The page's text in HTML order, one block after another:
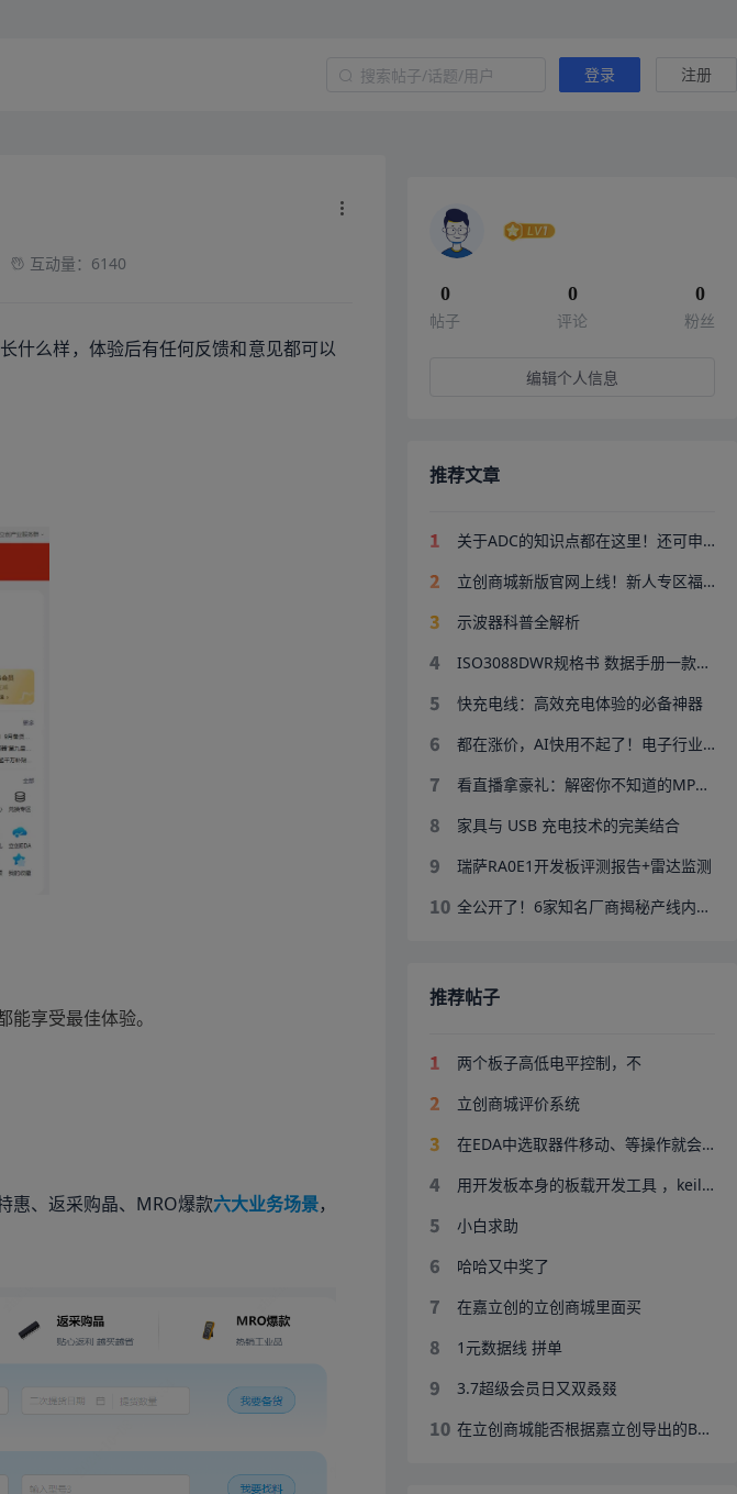
登录 注册
互动量：6140
什么样，体验后有任何反馈和意见都可以
能享受最佳体验。
惠、返采购晶、MRO爆款六大业务场景，
0
帖子
0
评论
0
粉丝
编辑个人信息
推荐文章
关于ADC的知识点都在这里！还可申请MPS ADC样品
立创商城新版官网上线！新人专区福利升级
示波器科普全解析
ISO3088DWR规格书 数据手册一款隔离式5V全双工和半双工RS-485 芯片
快充电线：高效充电体验的必备神器
都在涨价，AI快用不起了！电子行业靠什么拯救算力？
看直播拿豪礼：解密你不知道的MPS电池核心技术，电子人必看！
家具与 USB 充电技术的完美结合
瑞萨RA0E1开发板评测报告+雷达监测
全公开了！6家知名厂商揭秘产线内幕，现场狂送红包？！
推荐帖子
两个板子高低电平控制，不
立创商城评价系统
在EDA中选取器件移动、等操作就会提醒复制
用开发板本身的板载开发工具 ，keil能够连接上开发板，读到芯片型号，也可以正常编译，下载。为啥用j
小白求助
哈哈又中奖了
在嘉立创的立创商城里面买
1元数据线 拼单
3.7超级会员日又双叒叕
在立创商城能否根据嘉立创导出的BOM表直接买材料